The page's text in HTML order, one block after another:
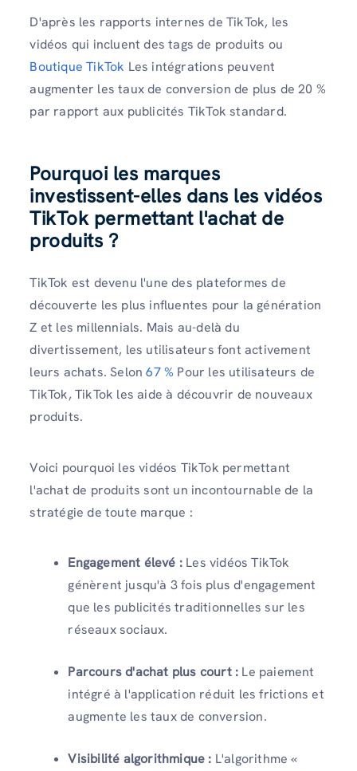
D'après les rapports internes de TikTok, les
vidéos qui incluent des tags de produits ou
Boutique TikTok Les intégrations peuvent
augmenter les taux de conversion de plus de 20 %
par rapport aux publicités TikTok standard.
Pourquoi les marques
investissent-elles dans les vidéos
TikTok permettant l'achat de
produits ?
TikTok est devenu l'une des plateformes de
découverte les plus influentes pour la génération
Z et les millennials. Mais au-delà du
divertissement, les utilisateurs font activement
leurs achats. Selon67 % Pour les utilisateurs de
TikTok, TikTok les aide à découvrir de nouveaux
produits.
Voici pourquoi les vidéos TikTok permettant
l'achat de produits sont un incontournable de la
stratégie de toute marque :
Engagement élevé : Les vidéos TikTok
génèrent jusqu'à 3 fois plus d'engagement
que les publicités traditionnelles sur les
réseaux sociaux.
Parcours d'achat plus court : Le paiement
intégré à l'application réduit les frictions et
augmente les taux de conversion.
Visibilité algorithmique : L'algorithme «